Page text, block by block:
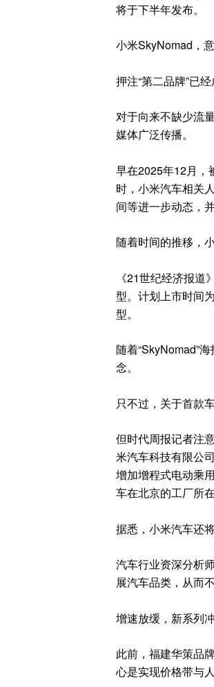
将于下半年发布。
小米SkyNomad，
押注“第二品牌”已
对于向来不缺少流
媒体广泛传播。
早在2025年12月，
时，小米汽车相关
间等进一步动态，
随着时间的推移，
《21世纪经济报
型。计划上市时间
型。
随着“SkyNomad”
念。
只不过，关于首款
但时代周报记者注
米汽车科技有限公
增加增程式电动乘
车在北京的工厂所在
据悉，小米汽车还
汽车行业资深分析
展汽车品类，从而
增速放缓，新系列
此前，福建华策品
心是实现价格带与